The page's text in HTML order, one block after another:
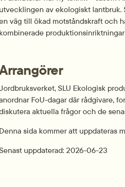
utvecklingen av ekologiskt
väg till ökad motståndskraft och
kombinerade
SLU Ekologisk
FoU-dagar där rådgivare,
aktuella frågor och de
Denna sida kommer att uppdateras
uppdaterad: 2026-06-23